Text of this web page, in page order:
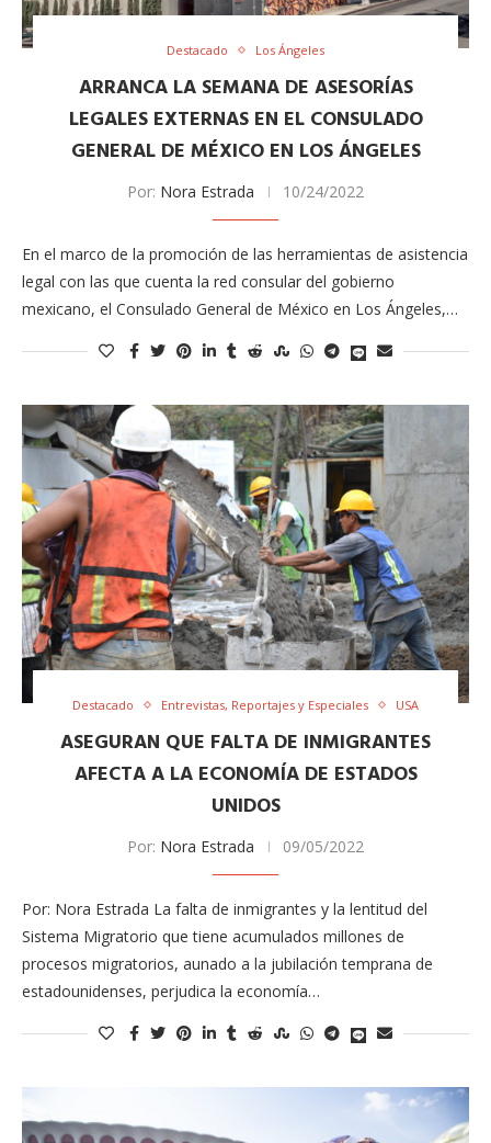
Destacado Los Ángeles
ARRANCA LA SEMANA DE ASESORÍAS
LEGALES EXTERNAS EN EL CONSULADO
GENERAL DE MÉXICO EN LOS ÁNGELES
Por: Nora Estrada 10/24/2022
En el marco de la promoción de las herramientas de asistencia
legal con las que cuenta la red consular del gobierno
mexicano, el Consulado General de México en Los Ángeles,…
Destacado Entrevistas, Reportajes y Especiales USA
ASEGURAN QUE FALTA DE INMIGRANTES
AFECTA A LA ​ECONOMÍA DE ESTADOS
UNIDOS
Por: Nora Estrada 09/05/2022
Por: Nora Estrada La falta de inmigrantes y la lentitud del
Sistema Migratorio que tiene acumulados millones de
procesos migratorios, aunado a la jubilación temprana de
estadounidenses, perjudica​ ​la economía…